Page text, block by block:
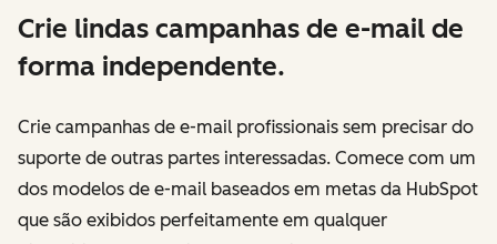
Crie lindas campanhas de e-mail de
forma independente.
Crie campanhas de e-mail profissionais sem precisar do
suporte de outras partes interessadas. Comece com um
dos modelos de e-mail baseados em metas da HubSpot
que são exibidos perfeitamente em qualquer